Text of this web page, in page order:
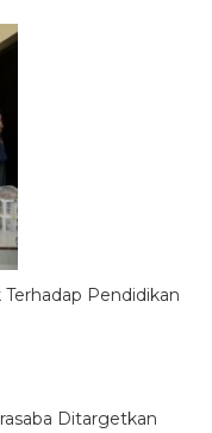
Pendidikan
Ditargetkan